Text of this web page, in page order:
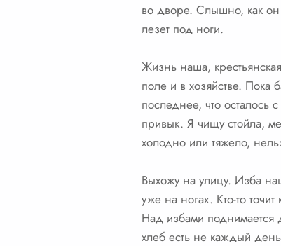
во дворе. Слышно, как он
лезет под ноги.
Жизнь наша,
поле и в хозяйстве. Пока
последнее, что осталось
привык. Я чищу стойла,
холодно или тяжело,
Выхожу на улицу. Изба
уже на ногах. Кто-то
Над избами поднимается
хлеб есть не каждый